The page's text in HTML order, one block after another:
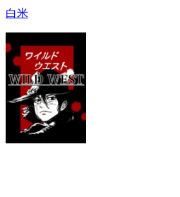
白米